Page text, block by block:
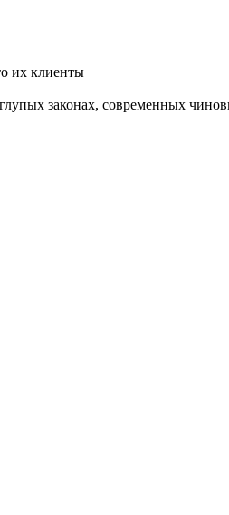
их клиенты
законах, современных